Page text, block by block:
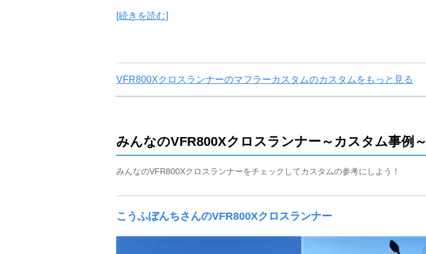
[続きを読む]
VFR800Xクロスランナーのマフラーカスタムのカスタムをもっと見る
みんなのVFR800Xクロスランナー～カスタム事例～
みんなのVFR800Xクロスランナーをチェックしてカスタムの参考にしよう！
こうふぼんちさんのVFR800Xクロスランナー